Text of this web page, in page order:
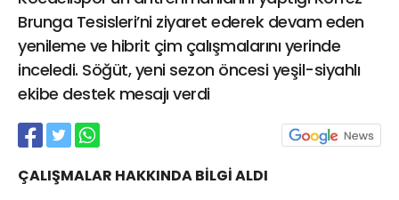
Brunga Tesisleri’ni ziyaret ederek devam eden
yenileme ve hibrit çim çalışmalarını yerinde
inceledi. Söğüt, yeni sezon öncesi yeşil-siyahlı
ekibe destek mesajı verdi
ÇALIŞMALAR HAKKINDA BİLGİ ALDI
02624132333
haber@golcukpostasi.com